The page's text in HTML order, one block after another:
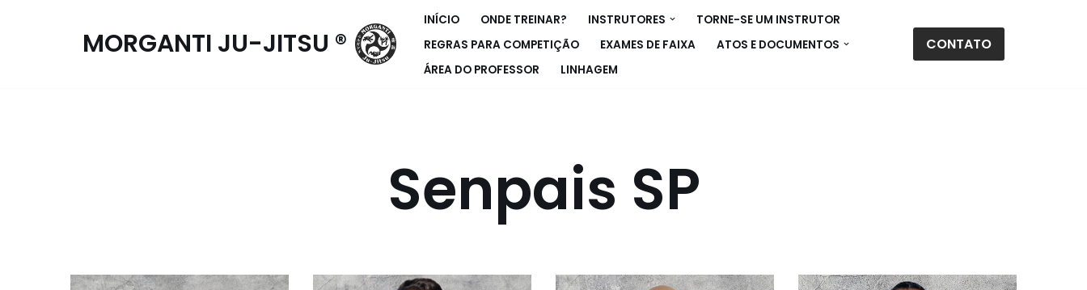
MORGANTI JU-JITSU ®
INÍCIO ONDE TREINAR? INSTRUTORES
TORNE-SE UM INSTRUTOR
REGRAS PARA COMPETIÇÃO
EXAMES DE FAIXA
ATOS E DOCUMENTOS
ÁREA DO PROFESSOR
LINHAGEM
CONTATO
Senpais SP